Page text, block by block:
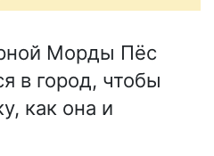
Морды Пёс
в город, чтобы
как она и